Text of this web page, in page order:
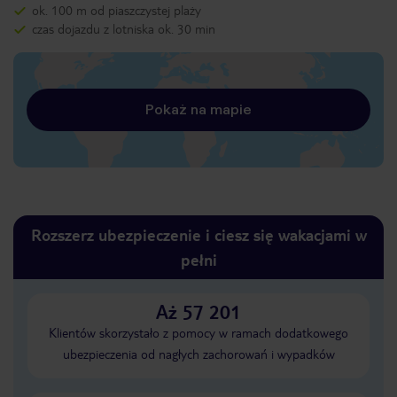
ok. 100 m od piaszczystej plaży
czas dojazdu z lotniska ok. 30 min
Pokaż na mapie
Rozszerz ubezpieczenie i ciesz się wakacjami w
pełni
Aż 57 201
Klientów skorzystało z pomocy w ramach dodatkowego
ubezpieczenia od nagłych zachorowań i wypadków